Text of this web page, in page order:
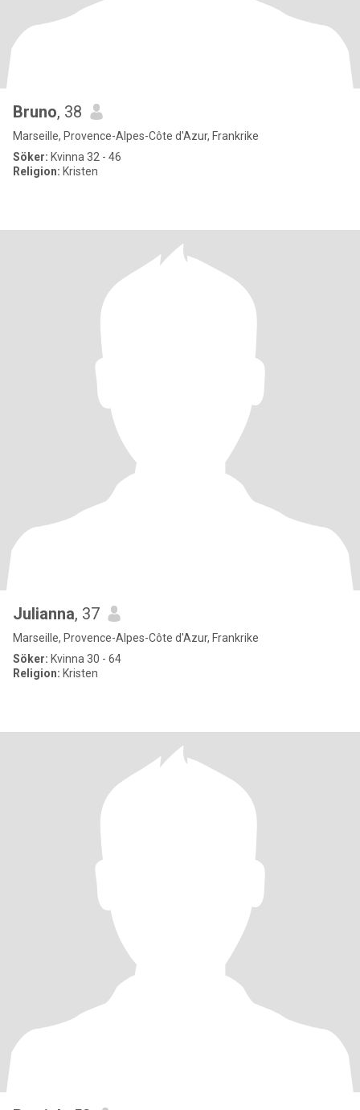
Bruno, 38
Marseille, Provence-Alpes-Côte d'Azur, Frankrike
Söker: Kvinna 32 - 46
Religion: Kristen
Julianna, 37
Marseille, Provence-Alpes-Côte d'Azur, Frankrike
Söker: Kvinna 30 - 64
Religion: Kristen